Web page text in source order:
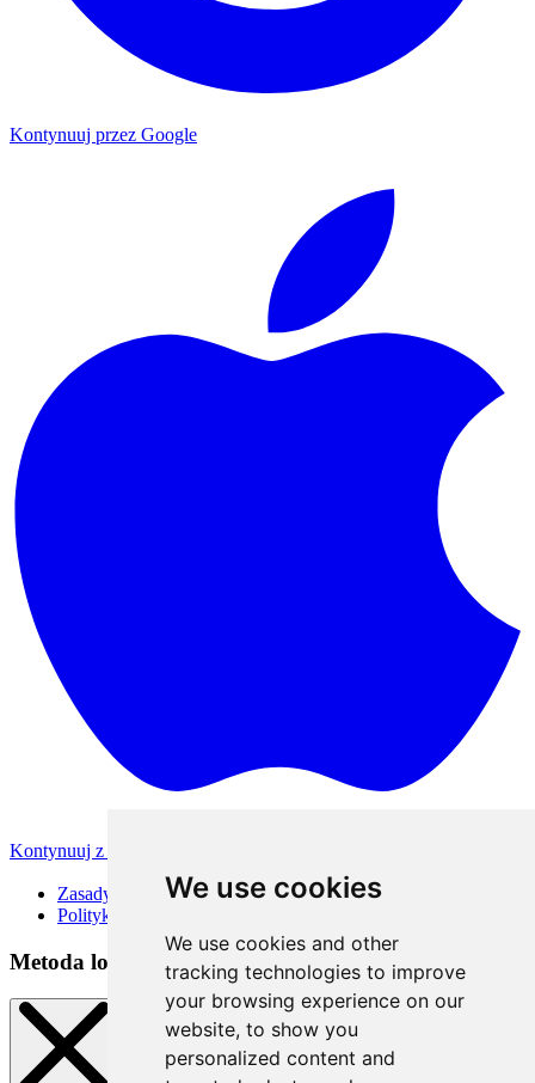
We use cookies
We use cookies and other
tracking technologies to improve
your browsing experience on our
website, to show you
personalized content and
Kontynuuj przez Google
Kontynuuj z Apple
Zasady korzystania
Polityka Prywatności
Metoda logowania